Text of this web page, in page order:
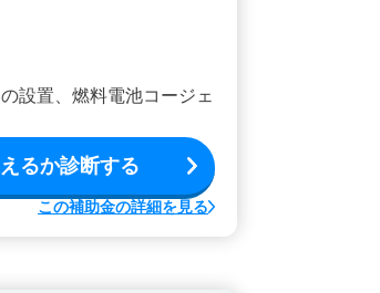
設置、燃料電池コージェ
るか診断する
この補助金の詳細を見る